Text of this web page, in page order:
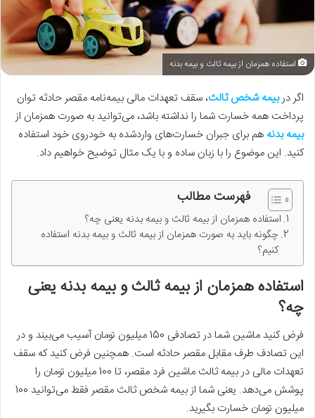
استفاده همزمان از بیمه ثالث و بیمه بدنه
اگر دربیمه شخص ثالث، سقف تعهدات مالی بیمه‌نامه مقصر حادثه توان
پرداخت همه خسارت شما را نداشته باشد، می‌توانید به صورت همزمان از
بیمه بدنه هم برای جبران خسارت‌های واردشده به خودروی خود استفاده
کنید. این موضوع را با زبان ساده و با یک مثال توضیح خواهیم داد.
فهرست مطالب
استفاده همزمان از بیمه ثالث و بیمه بدنه یعنی چه؟
چگونه باید به صورت همزمان از بیمه ثالث و بیمه بدنه استفاده
کنیم؟
استفاده همزمان از بیمه ثالث و بیمه بدنه یعنی
چه؟
فرض کنید ماشین شما در تصادفی 150 میلیون تومان آسیب می‌بیند و در
این تصادف طرف مقابل مقصر حادثه است. همچنین فرض کنید که سقف
تعهدات مالی در بیمه ثالث ماشین فرد مقصر، تا 100 میلیون تومان را
پوشش می‌دهد. یعنی شما از بیمه شخص ثالث مقصر فقط می‌توانید 100
میلیون تومان خسارت بگیرید.